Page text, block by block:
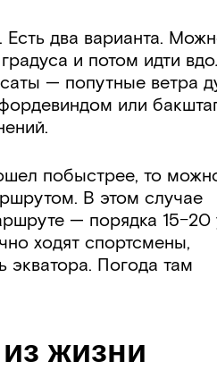
два варианта.
и потом идти
— попутные ветра
или
побыстрее, то
В этом случае
— порядка 15−20
ходят спортсмены,
экватора. Погода там
жизни